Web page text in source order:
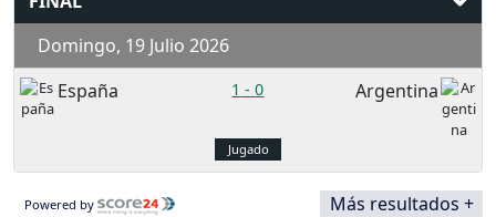
Domingo, 19 Julio 2026
España
1 -0 Argentina
Jugado
Powered by Más resultados +